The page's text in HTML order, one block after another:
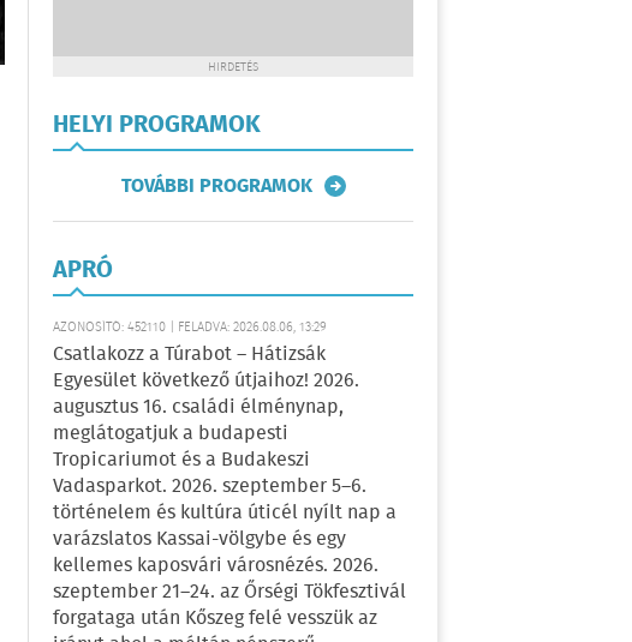
HIRDETÉS
HELYI PROGRAMOK
TOVÁBBI PROGRAMOK
APRÓ
AZONOSÍTÓ: 452110 | FELADVA: 2026.08.06, 13:29
Csatlakozz a Túrabot – Hátizsák
Egyesület következő útjaihoz! 2026.
augusztus 16. családi élménynap,
meglátogatjuk a budapesti
Tropicariumot és a Budakeszi
Vadasparkot. 2026. szeptember 5–6.
történelem és kultúra úticél nyílt nap a
varázslatos Kassai-völgybe és egy
kellemes kaposvári városnézés. 2026.
szeptember 21–24. az Őrségi Tökfesztivál
forgataga után Kőszeg felé vesszük az